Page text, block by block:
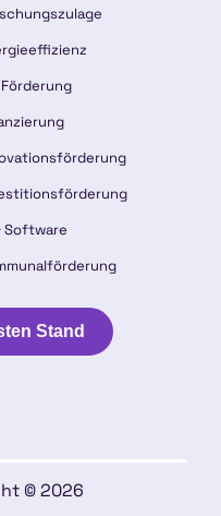
Förderung
Software
Stand
© 2026